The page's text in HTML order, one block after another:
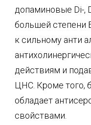
допаминовые Di-,
большей степени
к сильному анти
действиям и
ЦНС. Кроме того,
обладает
свойствами.